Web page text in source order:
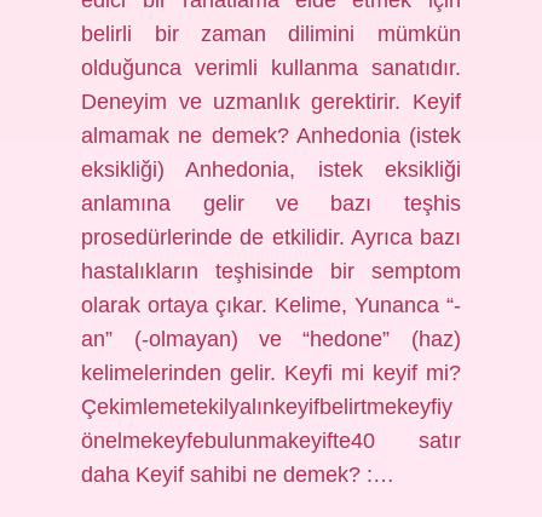
belirli bir zaman dilimini mümkün
olduğunca verimli kullanma sanatıdır.
Deneyim ve uzmanlık gerektirir. Keyif
almamak ne demek? Anhedonia (istek
eksikliği) Anhedonia, istek eksikliği
anlamına gelir ve bazı teşhis
prosedürlerinde de etkilidir. Ayrıca bazı
hastalıkların teşhisinde bir semptom
olarak ortaya çıkar. Kelime, Yunanca “-
an” (-olmayan) ve “hedone” (haz)
kelimelerinden gelir. Keyfi mi keyif mi?
Çekimlemetekilyalınkeyifbelirtmekeyfiy
önelmekeyfebulunmakeyifte40 satır
daha Keyif sahibi ne demek? :…